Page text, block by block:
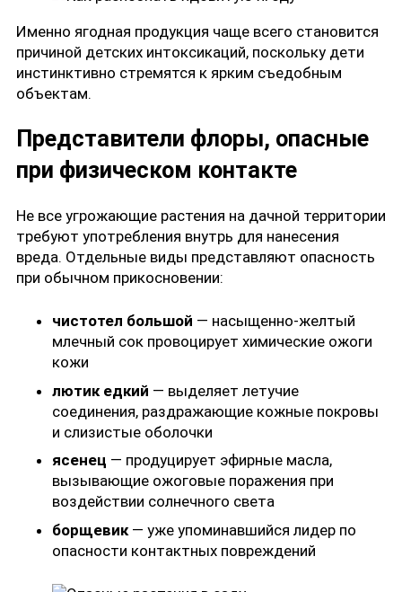
Именно ягодная продукция чаще всего становится
причиной детских интоксикаций, поскольку дети
инстинктивно стремятся к ярким съедобным
объектам.
Представители флоры, опасные
при физическом контакте
Не все угрожающие растения на дачной территории
требуют употребления внутрь для нанесения
вреда. Отдельные виды представляют опасность
при обычном прикосновении:
чистотел большой — насыщенно-желтый
млечный сок провоцирует химические ожоги
кожи
лютик едкий — выделяет летучие
соединения, раздражающие кожные покровы
и слизистые оболочки
ясенец — продуцирует эфирные масла,
вызывающие ожоговые поражения при
воздействии солнечного света
борщевик — уже упоминавшийся лидер по
опасности контактных повреждений